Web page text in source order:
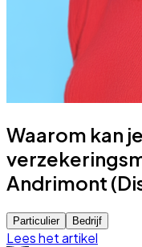
Waarom kan
Andrimont
Particulier Bedrijf
Lees het artikel